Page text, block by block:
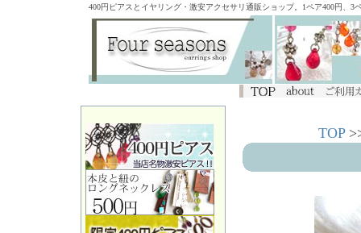
400円ピアスとイヤリング・激安アクセサリ通販ショップ。1ペア400円、
TOP